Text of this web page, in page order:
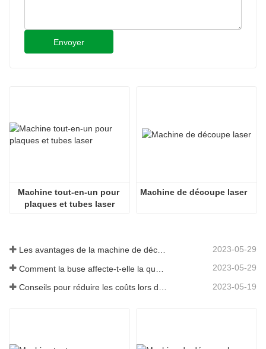
FSCUT2000S
Japon SMC/Allemagne AVENTICS
Japon SMC Japon
4KW et moins：Japon SMC 4KW et
Envoyer
Machine tout-en-un pour
plaques et tubes laser
Machine de découpe laser
Les avantages de la machine de découpe laser intégrée à plaque et tube 2023-05-29
2023-05-29
2023-05-19